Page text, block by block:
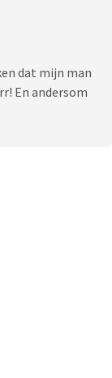
dat mijn man
En andersom